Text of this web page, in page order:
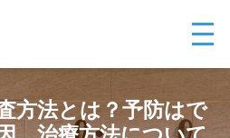
ついて医師が詳しく解説！
方法とは？予防はで